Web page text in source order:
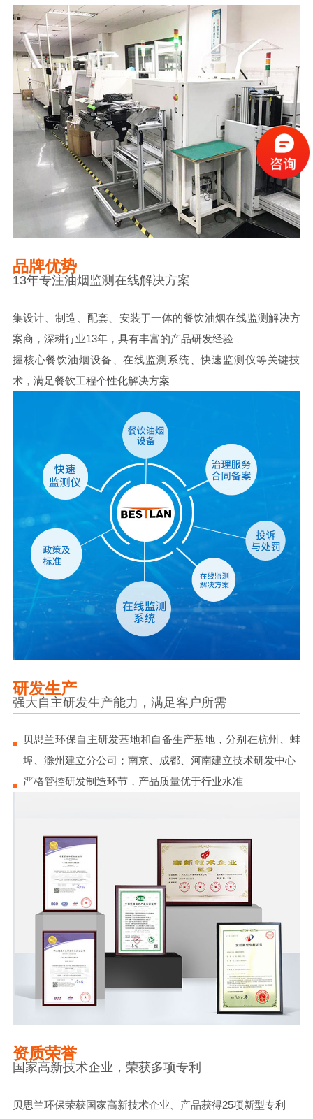
品牌优势
13年专注油烟监测在线解决方案
集设计、制造、配套、安装于一体的餐饮油烟在线监测解决方
案商，深耕行业13年，具有丰富的产品研发经验
握核心餐饮油烟设备、在线监测系统、快速监测仪等关键技
术，满足餐饮工程个性化解决方案
研发生产
强大自主研发生产能力，满足客户所需
贝思兰环保自主研发基地和自备生产基地，分别在杭州、蚌
埠、滁州建立分公司；南京、成都、河南建立技术研发中心
严格管控研发制造环节，产品质量优于行业水准
资质荣誉
国家高新技术企业，荣获多项专利
贝思兰环保荣获国家高新技术企业、产品获得25项新型专利